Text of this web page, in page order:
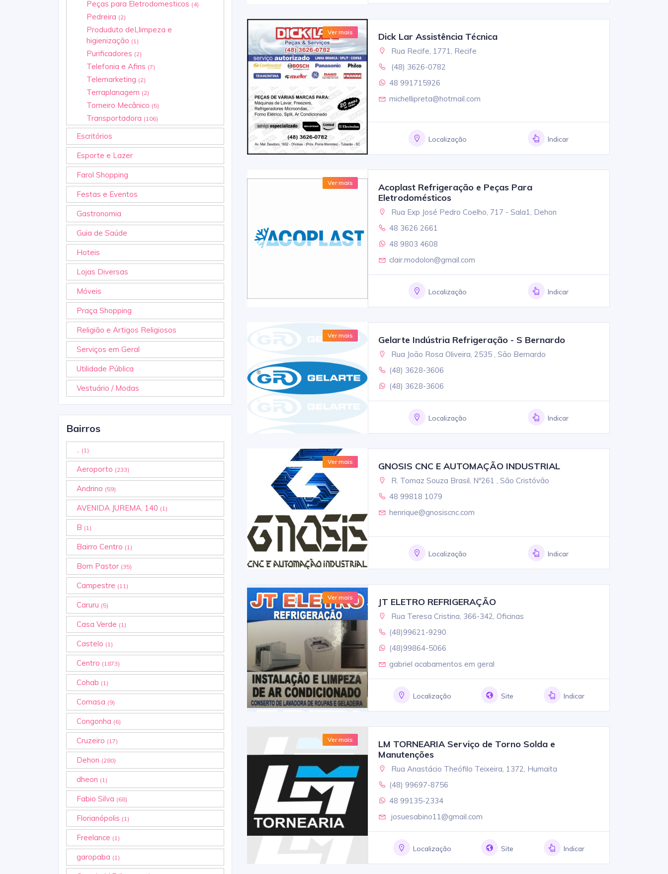
Peças para Eletrodomesticos (4)
Pedreira (2)
Produduto deLlimpeza e
higienização (1)
Purificadores (2)
Telefonia e Afins (7)
Telemarketing (2)
Terraplanagem (2)
Torneiro Mecânico (5)
Transportadora (106)
Escritórios
Esporte e Lazer
Farol Shopping
Festas e Eventos
Gastronomia
Guia de Saúde
Hoteis
Lojas Diversas
Móveis
Praça Shopping
Religião e Artigos Religiosos
Serviços em Geral
Utilidade Pública
Vestuário / Modas
Bairros
.. (1)
Aeroporto (233)
Andrino (59)
AVENIDA JUREMA, 140 (1)
B (1)
Bairro Centro (1)
Bom Pastor (35)
Campestre (11)
Caruru (5)
Casa Verde (1)
Castelo (1)
Centro (1873)
Cohab (1)
Comasa (9)
Congonha (6)
Cruzeiro (17)
Dehon (280)
dheon (1)
Fabio Silva (68)
Florianópolis (1)
Freelance (1)
garopaba (1)
Ver mais Dick Lar Assistência Técnica
Rua Recife, 1771, Recife
(48) 3626-0782
48 991715926
michellipreta@hotmail.com
Localização Indicar
Ver mais
Acoplast Refrigeração e Peças Para
Eletrodomésticos
Rua Exp José Pedro Coelho, 717 - Sala1, Dehon
48 3626 2661
48 9803 4608
clair.modolon@gmail.com
Localização Indicar
Ver mais Gelarte Indústria Refrigeração - S Bernardo
Rua João Rosa Oliveira, 2535 , São Bernardo
(48) 3628-3606
(48) 3628-3606
Localização Indicar
Ver mais GNOSIS CNC E AUTOMAÇÃO INDUSTRIAL
R. Tomaz Souza Brasil, Nº261 , São Cristóvão
48 99818 1079
henrique@gnosiscnc.com
Localização Indicar
Ver mais JT ELETRO REFRIGERAÇÃO
Rua Teresa Cristina, 366-342, Oficinas
(48)99621-9290
(48)99864-5066
gabriel acabamentos em geral
Localização Site Indicar
Ver mais
LM TORNEARIA Serviço de Torno Solda e
Manutenções
Rua Anastácio Theófilo Teixeira, 1372, Humaita
(48) 99697-8756
48 99135-2334
josuesabino11@gmail.com
Localização Site Indicar